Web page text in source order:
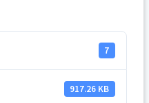
7
917.26 KB